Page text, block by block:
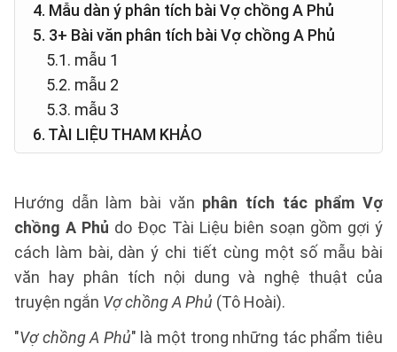
4. Mẫu dàn ý phân tích bài Vợ chồng A Phủ
5. 3+ Bài văn phân tích bài Vợ chồng A Phủ
5.1. mẫu 1
5.2. mẫu 2
5.3. mẫu 3
6. TÀI LIỆU THAM KHẢO
Hướng dẫn làm bài văn phân tích tác phẩm Vợ
chồng A Phủ do Đọc Tài Liệu biên soạn gồm gợi ý
cách làm bài, dàn ý chi tiết cùng một số mẫu bài
văn hay phân tích nội dung và nghệ thuật của
truyện ngắn Vợ chồng A Phủ (Tô Hoài).
"Vợ chồng A Phủ" là một trong những tác phẩm tiêu